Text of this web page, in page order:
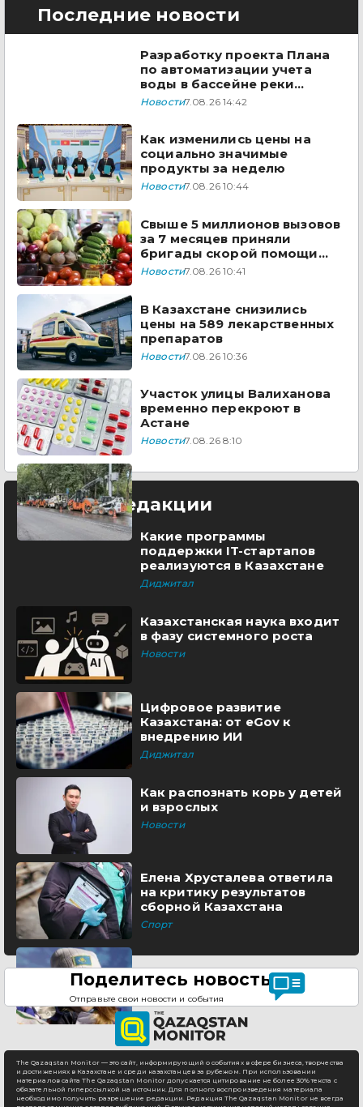
Последние новости
Разработку проекта Плана
по автоматизации учета
воды в бассейне реки
Сырдарья одобрили
Новости7.08.26 14:42
Как изменились цены на
социально значимые
продукты за неделю
Новости7.08.26 10:44
Свыше 5 миллионов вызовов
за 7 месяцев приняли
бригады скорой помощи
Казахстана
Новости7.08.26 10:41
В Казахстане снизились
цены на 589 лекарственных
препаратов
Новости7.08.26 10:36
Участок улицы Валиханова
временно перекроют в
Астане
Новости7.08.26 8:10
Выбор редакции
Какие программы
поддержки IT-стартапов
реализуются в Казахстане
Диджитал
Казахстанская наука входит
в фазу системного роста
Новости
Цифровое развитие
Казахстана: от eGov к
внедрению ИИ
Диджитал
Как распознать корь у детей
и взрослых
Новости
Елена Хрусталева ответила
на критику результатов
сборной Казахстана
Спорт
Поделитесь новостью
Отправьте свои новости и события
The Qazaqstan Monitor — это сайт, информирующий о событиях в сфере бизнеса, творчества
и достижениях в Казахстане и среди казахстанцев за рубежом. При использовании
материалов сайта The Qazaqstan Monitor допускается цитирование не более 30% текста с
обязательной гиперссылкой на источник. Для полного воспроизведения материала
необходимо получить разрешение редакции. Редакция The Qazaqstan Monitor не всегда